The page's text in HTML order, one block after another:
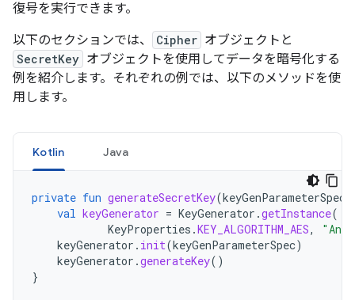
復号を実行できます。
以下のセクションでは、
Cipher オブジェクトと
SecretKey オブジェクトを使用してデータを暗号化する
例を紹介します。それぞれの例では、以下のメソッドを使
用します。
Kotlin Java
private fun generateSecretKey(keyGenParameterSpec
val keyGenerator = KeyGenerator .getInstance(
KeyProperties .KEY_ALGORITHM_AES,
keyGenerator . init(keyGenParameterSpec)
keyGenerator .generateKey()
}